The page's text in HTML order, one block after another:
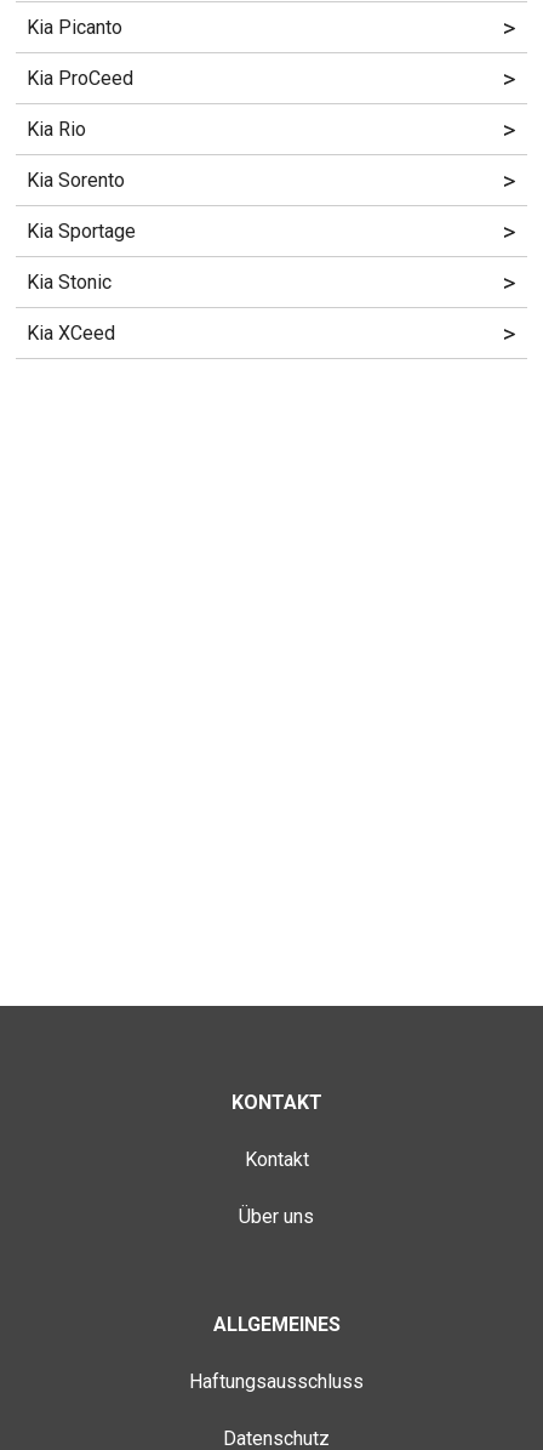
Kia Picanto >
Kia ProCeed >
Kia Rio >
Kia Sorento >
Kia Sportage >
Kia Stonic >
Kia XCeed >
KONTAKT
Kontakt
Über uns
ALLGEMEINES
Haftungsausschluss
Datenschutz